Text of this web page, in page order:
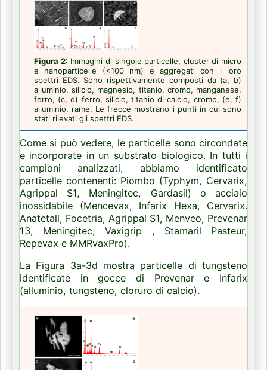
Figura 2: Immagini di singole particelle, cluster di micro
e nanoparticelle (<100 nm) e aggregati con i loro
spettri EDS. Sono rispettivamente composti da (a, b)
alluminio, silicio, magnesio, titanio, cromo, manganese,
ferro, (c, d) ferro, silicio, titanio di calcio, cromo, (e, f)
alluminio, rame. Le frecce mostrano i punti in cui sono
stati rilevati gli spettri EDS.
Come si può vedere, le particelle sono circondate
e incorporate in un substrato biologico. In tutti i
campioni analizzati, abbiamo identificato
particelle contenenti: Piombo (Typhym, Cervarix,
Agrippal S1, Meningitec, Gardasil) o acciaio
inossidabile (Mencevax, Infarix Hexa, Cervarix.
Anatetall, Focetria, Agrippal S1, Menveo, Prevenar
13, Meningitec, Vaxigrip , Stamaril Pasteur,
Repevax e MMRvaxPro).
La Figura 3a-3d mostra particelle di tungsteno
identificate in gocce di Prevenar e Infarix
(alluminio, tungsteno, cloruro di calcio).